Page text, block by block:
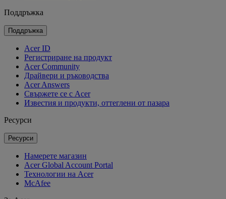
Поддръжка
Поддръжка
Acer ID
Регистриране на продукт
Acer Community
Драйвери и ръководства
Acer Answers
Свържете се с Acer
Известия и продукти, оттеглени от пазара
Ресурси
Ресурси
Намерете магазин
Acer Global Account Portal
Технологии на Acer
McAfee